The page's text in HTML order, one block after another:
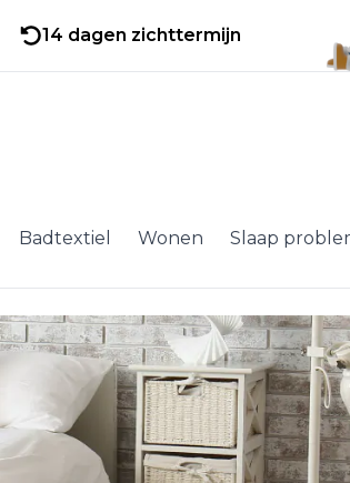
14 dagen zichttermijn
Badtextiel Wonen Slaap